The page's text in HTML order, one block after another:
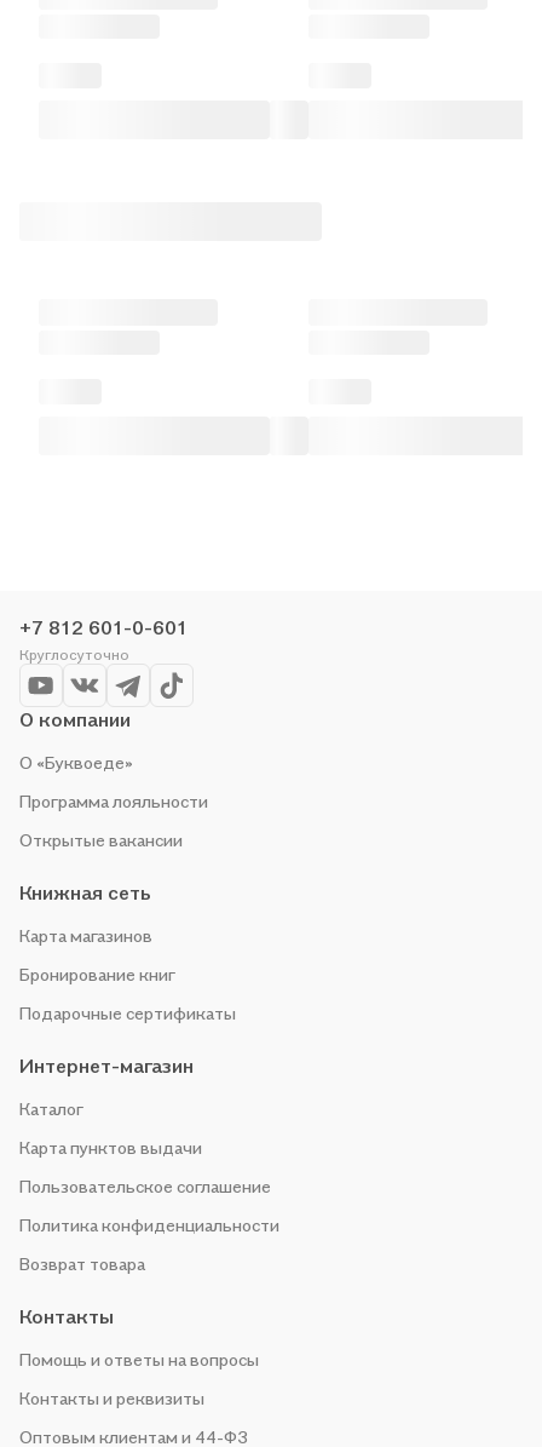
+7 812 601-0-601
Круглосуточно
О компании
О «Буквоеде»
Программа лояльности
Открытые вакансии
Книжная сеть
Карта магазинов
Бронирование книг
Подарочные сертификаты
Интернет-магазин
Каталог
Карта пунктов выдачи
Пользовательское соглашение
Политика конфиденциальности
Возврат товара
Контакты
Помощь и ответы на вопросы
Контакты и реквизиты
Оптовым клиентам и 44-ФЗ